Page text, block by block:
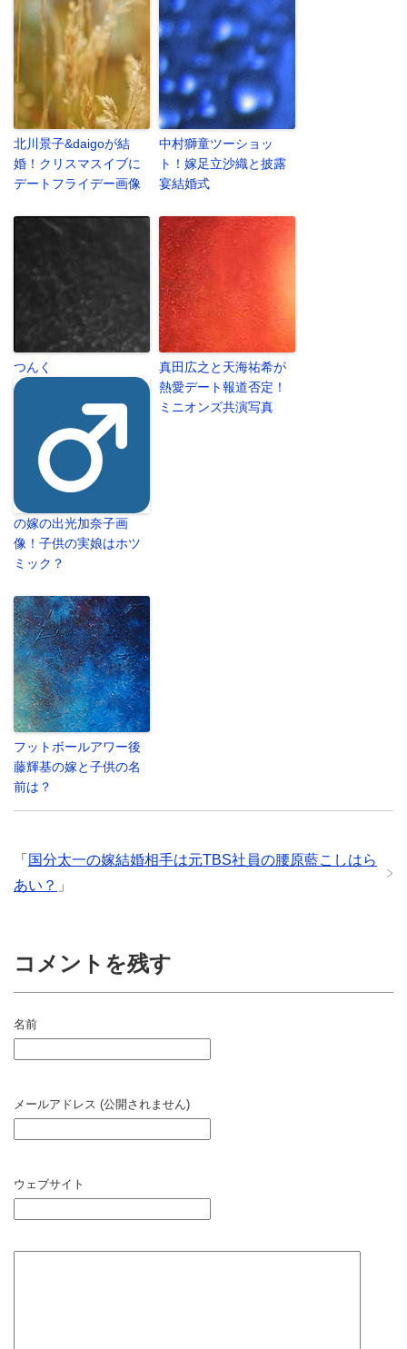
北川景子&daigoが結
婚！クリスマスイブに
デートフライデー画像
中村獅童ツーショッ
ト！嫁足立沙織と披露
宴結婚式
つんく
の嫁の出光加奈子画
像！子供の実娘はホツ
ミック？
真田広之と天海祐希が
熱愛デート報道否定！
ミニオンズ共演写真
フットボールアワー後
藤輝基の嫁と子供の名
前は？
「 国分太一の嫁結婚相手は元TBS社員の腰原藍こしはら
あい？ 」
コメントを残す
名前
メールアドレス (公開されません)
ウェブサイト